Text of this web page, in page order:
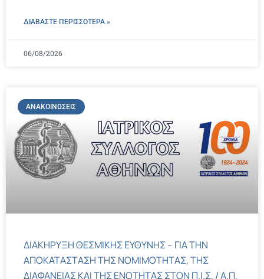
ΔΙΑΒΑΣΤΕ ΠΕΡΙΣΣΌΤΕΡΑ »
06/08/2026
ΑΝΑΚΟΙΝΏΣΕΙΣ
ΔΙΑΚΗΡΥΞΗ ΘΕΣΜΙΚΗΣ ΕΥΘΥΝΗΣ – ΓΙΑ ΤΗΝ
ΑΠΟΚΑΤΑΣΤΑΣΗ ΤΗΣ ΝΟΜΙΜΟΤΗΤΑΣ, ΤΗΣ
ΔΙΑΦΑΝΕΙΑΣ ΚΑΙ ΤΗΣ ΕΝΟΤΗΤΑΣ ΣΤΟΝ Π.Ι.Σ. / Α.Π.